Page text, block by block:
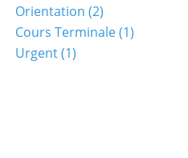
Orientation (2)
Cours Terminale(1)
Urgent(1)